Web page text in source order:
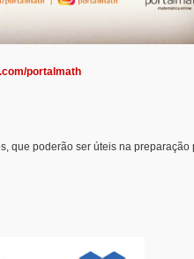
portalmath
que poderão ser úteis na preparação